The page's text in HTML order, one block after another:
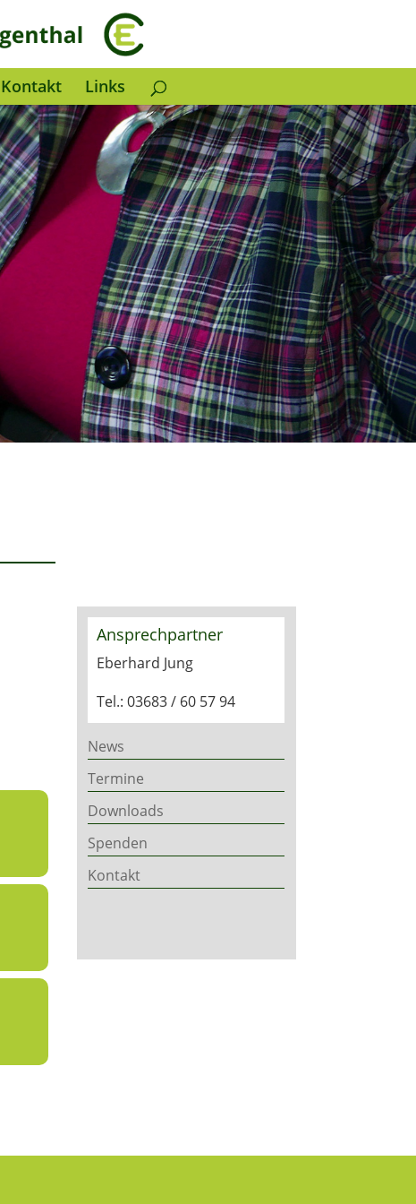
Kontakt Links
Ansprechpartner
Eberhard Jung
Tel.: 03683 / 60 57 94
News
Termine
Downloads
Spenden
Kontakt